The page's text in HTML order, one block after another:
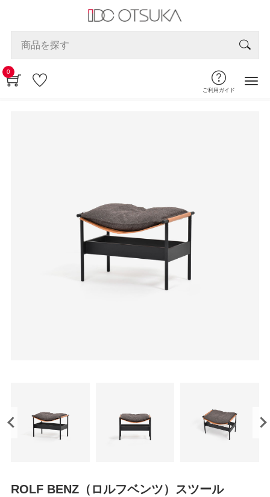
0
ご利用ガイド
ROLF BENZ（ロルフベンツ）スツール